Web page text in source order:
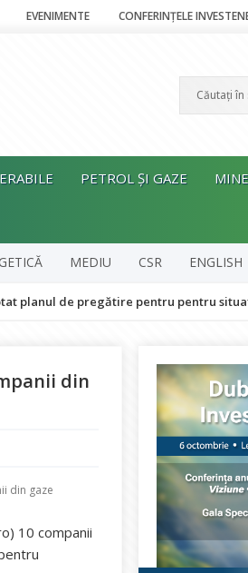
EVENIMENTE CONFERINȚELE
PETROL ȘI GAZE
MEDIU CSR ENGLISH
de pregătire pentru pentru situații de
din
din gaze
10 companii